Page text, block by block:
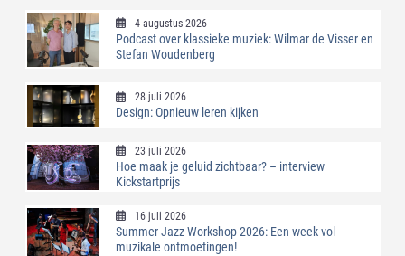
4 augustus 2026
Podcast over klassieke muziek: Wilmar de Visser en
Stefan Woudenberg
28 juli 2026
Design: Opnieuw leren kijken
23 juli 2026
Hoe maak je geluid zichtbaar? – interview
Kickstartprijs
16 juli 2026
Summer Jazz Workshop 2026: Een week vol
muzikale ontmoetingen!